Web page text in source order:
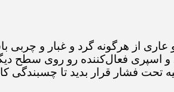
از هرگونه گرد و غبار و چربی
فعال‌کننده رو روی سطح
تحت فشار قرار بدید تا چسبندگی